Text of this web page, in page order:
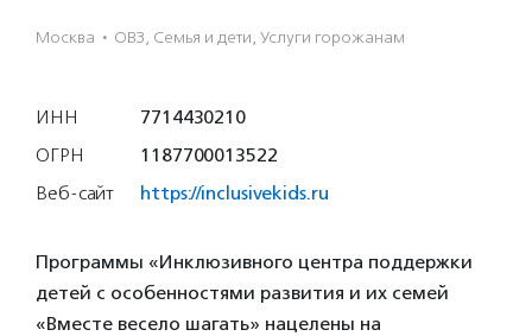
Москва · ОВЗ, Семья и дети, Услуги горожанам
ИНН
7714430210
ОГРН
1187700013522
Веб-сайт
https://inclusivekids.ru
Программы «Инклюзивного центра поддержки
детей с особенностями развития и их семей
«Вместе весело шагать» нацелены на